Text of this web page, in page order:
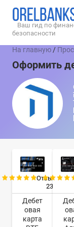
Ваш гид по
безопасности
На главную /
Оформить
Отзывы:
23
Дебет
овая
карта